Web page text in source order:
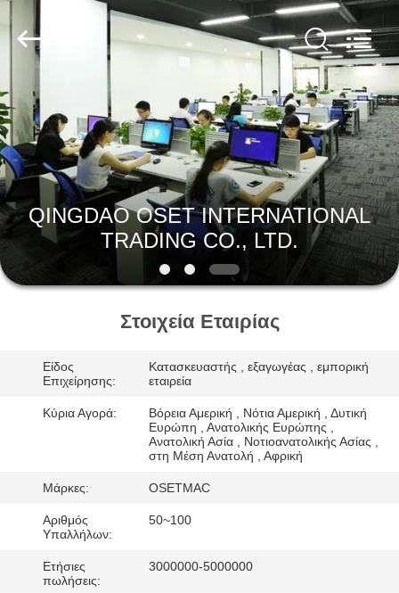
ΣΠΊΤΙ
ΠΡΟΪΌΝΤΑ
VR
ΠΑΡΟΥΣΙΆΣΤΕ
ΠΕΡΊΠΟΥ
ΓΎΡΟΣ
ΕΡΓΟΣΤΑΣΊΩΝ
ΈΛΕΓΧΟΣ
ΜΑΣ
ΕΛΆΤΕ
TRADING
CO.,
LTD..
QINGDAO OSET INTERNATIONAL
TRADING CO., LTD.
Στοιχεία Εταιρίας
Είδος
Επιχείρησης:
Κατασκευαστής , εξαγωγέας , εμπορική
εταιρεία
Κύρια Αγορά:
Βόρεια Αμερική , Νότια Αμερική , Δυτική
Ευρώπη , Ανατολικής Ευρώπης ,
Ανατολική Ασία , Νοτιοανατολικής Ασίας ,
στη Μέση Ανατολή , Αφρική
Μάρκες: OSETMAC
Αριθμός
Υπαλλήλων:
50~100
Ετήσιες
πωλήσεις:
3000000-5000000